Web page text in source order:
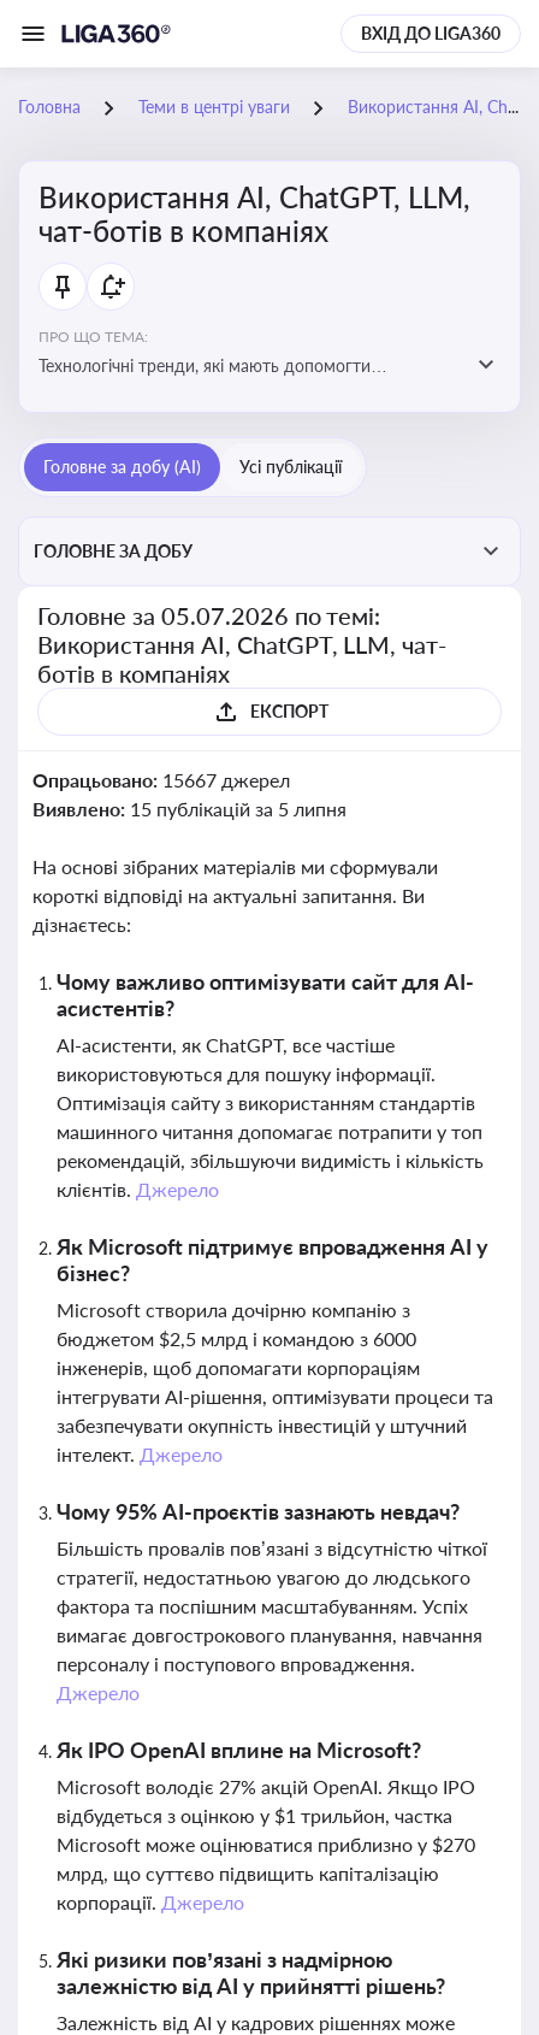
ВХІД ДО LIGA360
Головна Теми в центрі уваги Використання AI, ChatGPT, LLM, чат-ботів в компаніях
Використання AI, ChatGPT, LLM,
чат-ботів в компаніях
ПРО ЩО ТЕМА:
Технологічні тренди, які мають допомогти
ефективність і знизити витрати компаній
Головне за добу (AI) Усі публікації
ГОЛОВНЕ ЗА ДОБУ
Головне за 05.07.2026 по темі:
Використання AI, ChatGPT, LLM, чат-
ботів в компаніях
ЕКСПОРТ
Опрацьовано: 15667 джерел
Виявлено: 15 публікацій за 5 липня
На основі зібраних матеріалів ми сформували
короткі відповіді на актуальні запитання. Ви
дізнаєтесь:
Чому важливо оптимізувати сайт для AI-
асистентів?
AI-асистенти, як ChatGPT, все частіше
використовуються для пошуку інформації.
Оптимізація сайту з використанням стандартів
машинного читання допомагає потрапити у топ
рекомендацій, збільшуючи видимість і кількість
клієнтів. Джерело
Як Microsoft підтримує впровадження AI у
бізнес?
Microsoft створила дочірню компанію з
бюджетом $2,5 млрд і командою з 6000
інженерів, щоб допомагати корпораціям
інтегрувати AI-рішення, оптимізувати процеси та
забезпечувати окупність інвестицій у штучний
інтелект. Джерело
Чому 95% AI-проєктів зазнають невдач?
Більшість провалів пов’язані з відсутністю чіткої
стратегії, недостатньою увагою до людського
фактора та поспішним масштабуванням. Успіх
вимагає довгострокового планування, навчання
персоналу і поступового впровадження.
Джерело
Як IPO OpenAI вплине на Microsoft?
Microsoft володіє 27% акцій OpenAI. Якщо IPO
відбудеться з оцінкою у $1 трильйон, частка
Microsoft може оцінюватися приблизно у $270
млрд, що суттєво підвищить капіталізацію
корпорації. Джерело
Які ризики пов’язані з надмірною
залежністю від AI у прийнятті рішень?
Залежність від AI у кадрових рішеннях може